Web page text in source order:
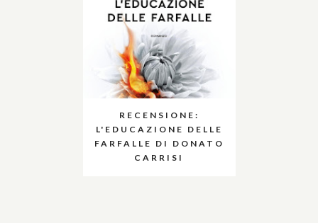
RECENSIONE:
L'EDUCAZIONE DELLE
FARFALLE DI DONATO
CARRISI